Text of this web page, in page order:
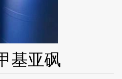
基亚砜